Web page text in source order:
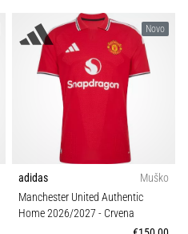
Novo
adidas
Muško
Manchester United Authentic
Home 2026/2027 - Crvena